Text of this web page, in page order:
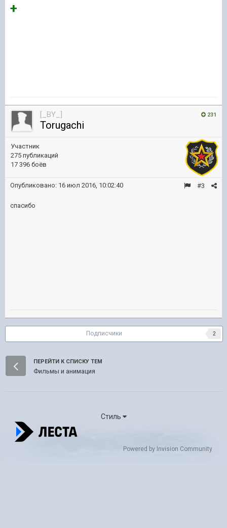
+
231
[_BY_]
Torugachi
Участник
275 публикаций
17 396 боёв
#3
Опубликовано: 16 июл 2016, 10:02:40
спасибо
Подписчики 2
ПЕРЕЙТИ К СПИСКУ ТЕМ
Фильмы и анимация
Стиль
Powered by Invision Community